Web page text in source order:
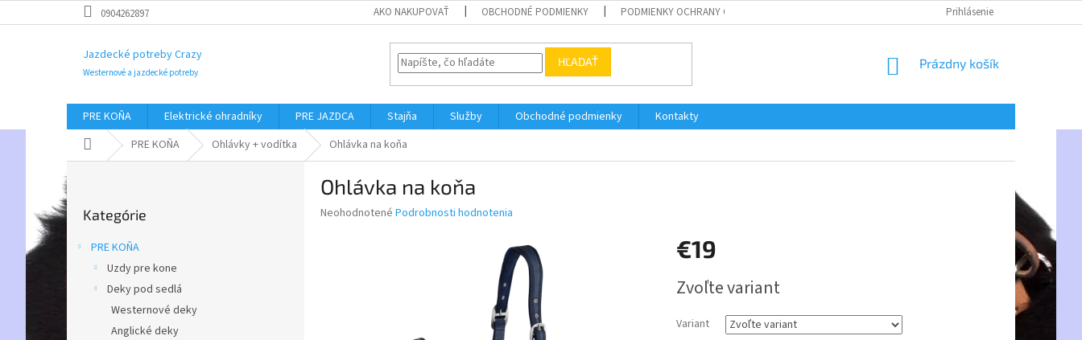
na
0904262897 AKO NAKUPOVAŤ OBCHODNÉ PODMIENKY PODMIENKY OCHRANY OSOBNÝCH ÚDAJOV Prihlásenie
Jazdecké potreby Crazy
Westernové a jazdecké potreby
HĽADAŤ
NÁKUPNÝ
Prázdny košík
PRE KOŇA Elektrické ohradníky PRE JAZDCA Stajňa Služby Obchodné podmienky
Kontakty
DomovPRE KOŇA Ohlávky + vodítka Ohlávka na koňa
o
č
n
kategórie
Kategórie
PRE KOŇA
Uzdy pre kone
Deky pod sedlá
Westernové deky
Anglické deky
Ohlávka na koňa
Priemerné
Neohodnotené Podrobnosti hodnotenia
€19
cena:
Zvoľte variant
Variant